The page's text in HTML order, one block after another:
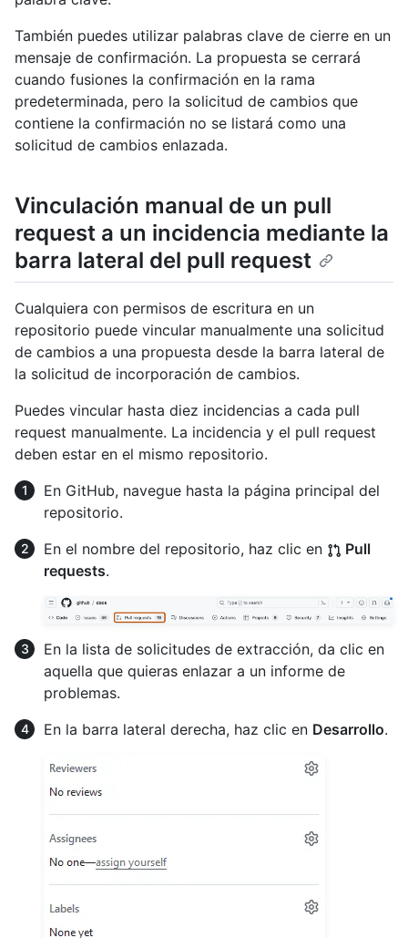
También puedes utilizar palabras clave de cierre en un
mensaje de confirmación. La propuesta se cerrará
cuando fusiones la confirmación en la rama
predeterminada, pero la solicitud de cambios que
contiene la confirmación no se listará como una
solicitud de cambios enlazada.
Vinculación manual de un pull
request a un incidencia mediante la
barra lateral del pull request
Cualquiera con permisos de escritura en un
repositorio puede vincular manualmente una solicitud
de cambios a una propuesta desde la barra lateral de
la solicitud de incorporación de cambios.
Puedes vincular hasta diez incidencias a cada pull
request manualmente. La incidencia y el pull request
deben estar en el mismo repositorio.
En GitHub, navegue hasta la página principal del
repositorio.
En el nombre del repositorio, haz clic en
Pull
requests.
En la lista de solicitudes de extracción, da clic en
aquella que quieras enlazar a un informe de
problemas.
En la barra lateral derecha, haz clic en Desarrollo.